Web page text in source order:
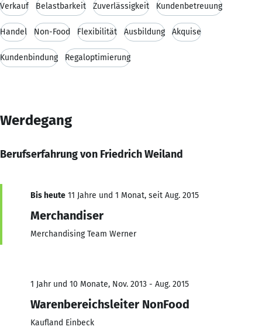
Verkauf Belastbarkeit Zuverlässigkeit Kundenbetreuung
Handel Non-Food Flexibilität Ausbildung Akquise
Kundenbindung Regaloptimierung
Werdegang
Berufserfahrung von Friedrich Weiland
Bis heute 11 Jahre und 1 Monat, seit Aug. 2015
Merchandiser
Merchandising Team Werner
1 Jahr und 10 Monate, Nov. 2013 - Aug. 2015
Warenbereichsleiter NonFood
Kaufland Einbeck